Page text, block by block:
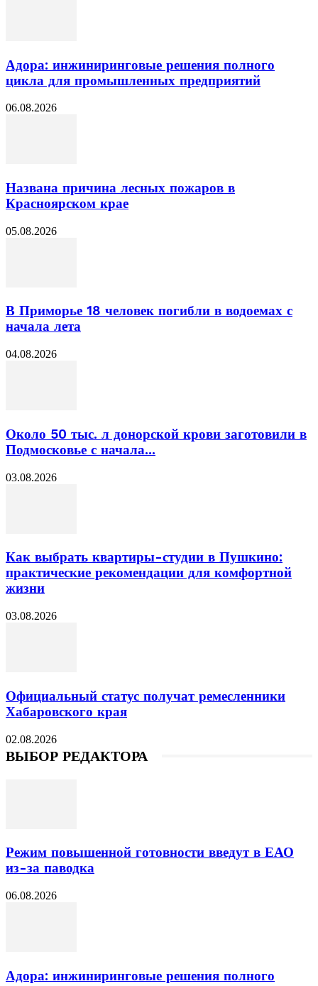
Адора: инжиниринговые решения полного
цикла для промышленных предприятий
06.08.2026
Названа причина лесных пожаров в
Красноярском крае
05.08.2026
В Приморье 18 человек погибли в водоемах с
начала лета
04.08.2026
Около 50 тыс. л донорской крови заготовили в
Подмосковье с начала...
03.08.2026
Как выбрать квартиры-студии в Пушкино:
практические рекомендации для комфортной
жизни
03.08.2026
Официальный статус получат ремесленники
Хабаровского края
02.08.2026
ВЫБОР РЕДАКТОРА
Режим повышенной готовности введут в ЕАО
из-за паводка
06.08.2026
Адора: инжиниринговые решения полного